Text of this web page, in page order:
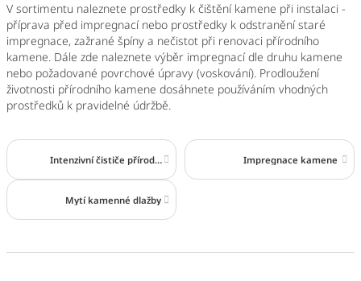
V sortimentu naleznete prostředky k čištění kamene při instalaci -
příprava před impregnací nebo prostředky k odstranění staré
impregnace, zažrané špíny a nečistot při renovaci přírodního
kamene. Dále zde naleznete výběr impregnací dle druhu kamene
nebo požadované povrchové úpravy (voskování). Prodloužení
životnosti přírodního kamene dosáhnete používáním vhodných
prostředků k pravidelné údržbě.
Intenzivní čističe přírodního kamene Impregnace kamene
Mytí kamenné dlažby